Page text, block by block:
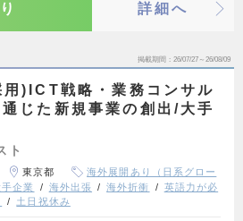
詳細へ
掲載期間 26/07/27～26/08/09
)ICT戦略・業務コンサル
じた新規事業の創出/大手
ト
東京都
海外展開あり（日系グロー
手企業 海外出張 海外折衝
英語力が必
土日祝休み